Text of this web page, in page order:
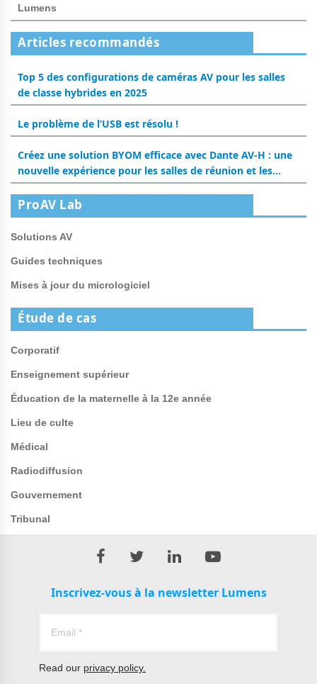
Lumens
Articles recommandés
Top 5 des configurations de caméras AV pour les salles
de classe hybrides en 2025
Le problème de l’USB est résolu !
Créez une solution BYOM efficace avec Dante AV-H : une
nouvelle expérience pour les salles de réunion et les
salles de classe
ProAV Lab
Solutions AV
Guides techniques
Mises à jour du micrologiciel
Étude de cas
Corporatif
Enseignement supérieur
Éducation de la maternelle à la 12e année
Lieu de culte
Médical
Radiodiffusion
Gouvernement
Tribunal
Inscrivez-vous à la newsletter Lumens
Read our privacy policy.